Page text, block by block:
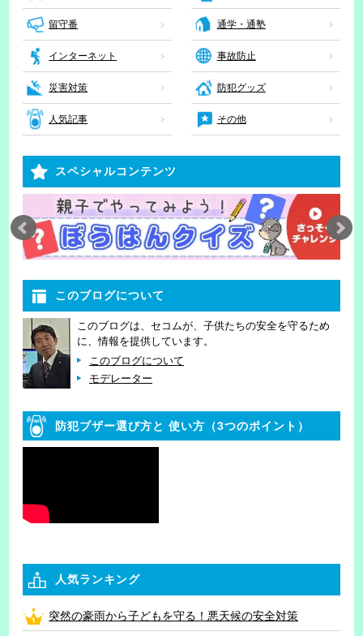
留守番 通学・通塾
インターネット 事故防止
災害対策 防犯グッズ
人気記事 その他
スペシャルコンテンツ
このブログについて
このブログは、セコムが、子供たちの安全を守るため
に、情報を提供しています。
このブログについて
モデレーター
防犯ブザー選び方と 使い方（3つのポイント）
人気ランキング
突然の豪雨から子どもを守る！悪天候の安全対策